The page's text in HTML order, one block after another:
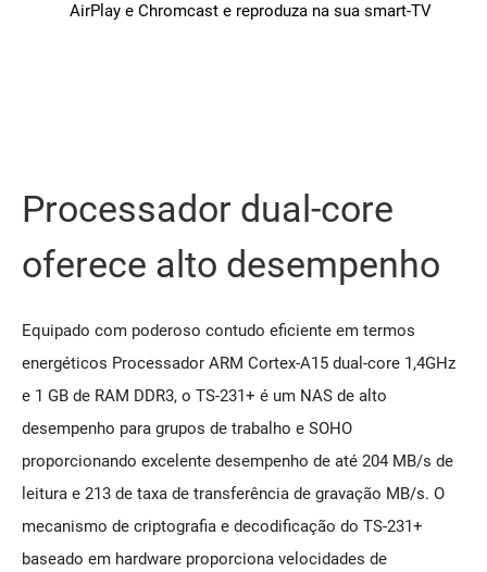
AirPlay e Chromcast e reproduza na sua smart-TV
Processador dual-core
oferece alto desempenho
Equipado com poderoso contudo eficiente em termos
energéticos Processador ARM Cortex-A15 dual-core 1,4GHz
e 1 GB de RAM DDR3, o TS-231+ é um NAS de alto
desempenho para grupos de trabalho e SOHO
proporcionando excelente desempenho de até 204 MB/s de
leitura e 213 de taxa de transferência de gravação MB/s. O
mecanismo de criptografia e decodificação do TS-231+
baseado em hardware proporciona velocidades de